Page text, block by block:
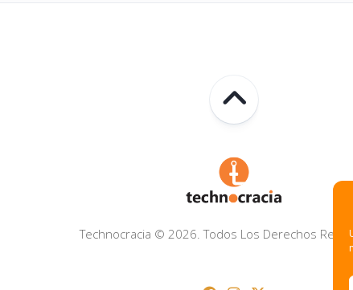
Technocracia © 2026. Todos Los Derechos